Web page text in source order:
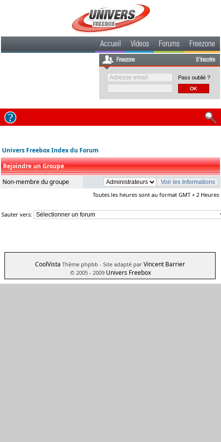
Accueil Videos Forums Freezone
Freezone S'inscrire
Pass oublié ?
Univers Freebox Index du Forum
Rejoindre un Groupe
Non-membre du groupe
Toutes les heures sont au format GMT + 2 Heures
Sauter vers:
CoolVista Thème phpbb - Site adapté par Vincent Barrier
© 2005 - 2009 Univers Freebox